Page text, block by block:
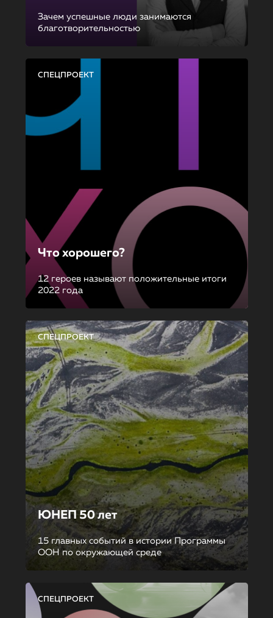
Зачем успешные люди занимаются
благотворительностью
СПЕЦПРОЕКТ
Что хорошего?
12 героев называют положительные итоги
2022 года
СПЕЦПРОЕКТ
ЮНЕП 50 лет
15 главных событий в истории Программы
ООН по окружающей среде
СПЕЦПРОЕКТ